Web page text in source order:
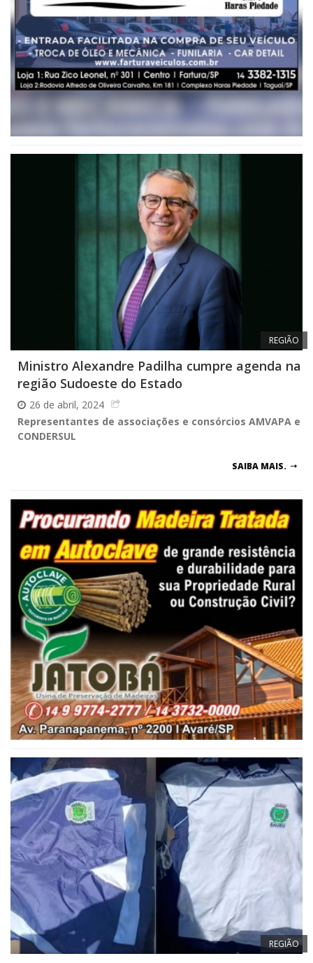
REGIÃO
Ministro Alexandre Padilha cumpre agenda na
região Sudoeste do Estado
26 de abril, 2024
Representantes de associações e consórcios AMVAPA e
CONDERSUL
SAIBA MAIS.
REGIÃO